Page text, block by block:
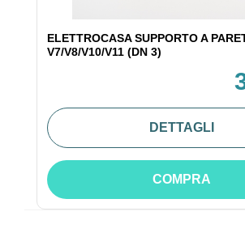
ELETTROCASA SUPPORTO A
V7/V8/V10/V11 (DN 3)
DETTAGLI
COMPRA